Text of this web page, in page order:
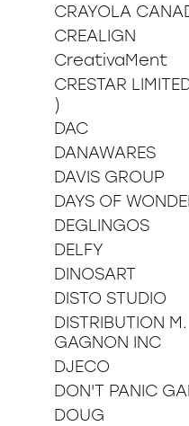
CRAYOLA
CREALIGN
CreativaMent
CRESTAR
)
DAC
DANAWARES
DAVIS GROUP
DAYS OF
DEGLINGOS
DELFY
DINOSART
DISTO STUDIO
DISTRIBUTION M.
GAGNON INC
DJECO
DON'T PANIC
DOUG